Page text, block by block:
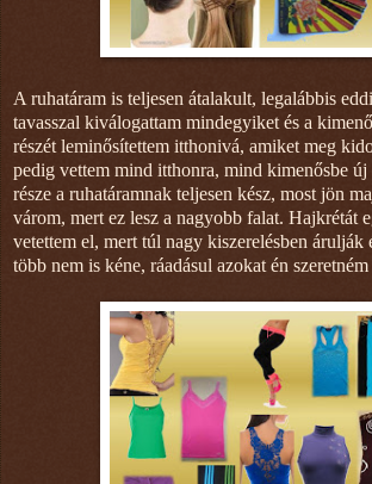
A ruhatáram is teljesen átalakult, legalábbis
tavasszal kiválogattam mindegyiket és a
részét leminősítettem itthonivá, amiket meg
pedig vettem mind itthonra, mind kimenősbe új
része a ruhatáramnak teljesen kész, most jön
várom, mert ez lesz a nagyobb falat. Hajkrétát
vetettem el, mert túl nagy kiszerelésben árulják
több nem is kéne, ráadásul azokat én